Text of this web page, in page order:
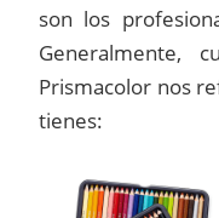
son los
Generalmente,
Prismacolor nos
tienes: